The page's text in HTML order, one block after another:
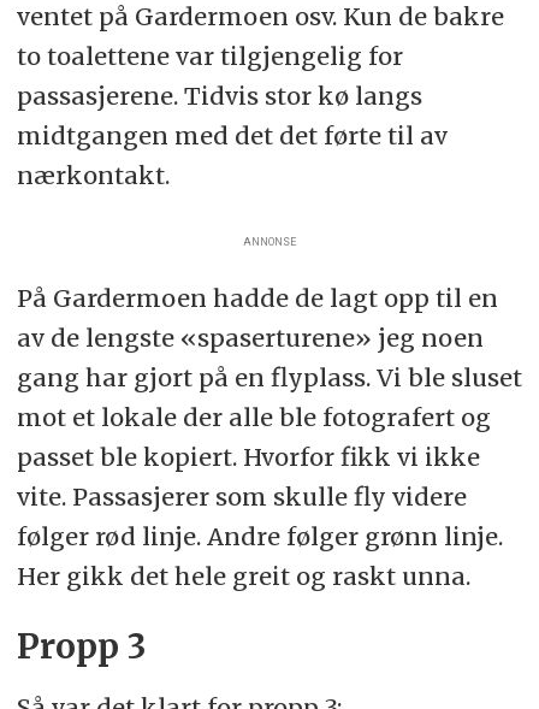
ventet på Gardermoen osv. Kun de bakre
to toalettene var tilgjengelig for
passasjerene. Tidvis stor kø langs
midtgangen med det det førte til av
nærkontakt.
ANNONSE
På Gardermoen hadde de lagt opp til en
av de lengste «spaserturene» jeg noen
gang har gjort på en flyplass. Vi ble sluset
mot et lokale der alle ble fotografert og
passet ble kopiert. Hvorfor fikk vi ikke
vite. Passasjerer som skulle fly videre
følger rød linje. Andre følger grønn linje.
Her gikk det hele greit og raskt unna.
Propp 3